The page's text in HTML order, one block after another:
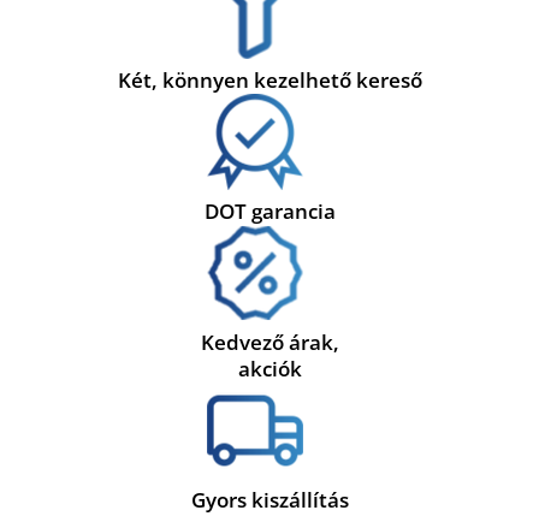
Két, könnyen kezelhető kereső
DOT garancia
Kedvező árak,
akciók
Gyors kiszállítás